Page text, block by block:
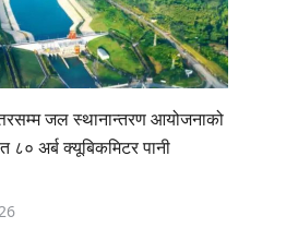
जल स्थानान्तरण आयोजनाको
८० अर्ब क्यूबिकमिटर पानी